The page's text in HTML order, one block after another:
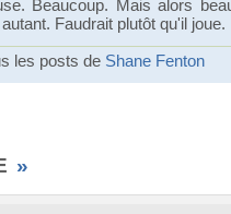
Beaucoup. Mais alors
Faudrait plutôt qu'il joue.
les posts de Shane Fenton
»